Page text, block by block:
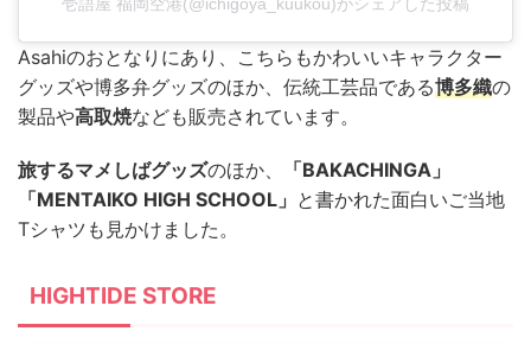
Asahiのおとなりにあり、こちらもかわいいキャラクター
グッズや博多弁グッズのほか、伝統工芸品である博多織の
製品や高取焼なども販売されています。
旅するマメしばグッズのほか、
「BAKACHINGA」
「MENTAIKO HIGH SCHOOL」 と書かれた面白いご当地
Tシャツも見かけました。
HIGHTIDE STORE